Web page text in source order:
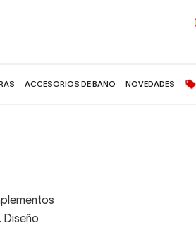
ACCESORIOS DE BAÑO NOVEDADES
Diseño